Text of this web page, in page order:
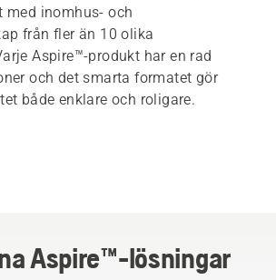
med inomhus- och
från fler än 10 olika
Aspire™-produkt har en rad
och det smarta formatet gör
både enklare och roligare.
Aspire™-lösningar